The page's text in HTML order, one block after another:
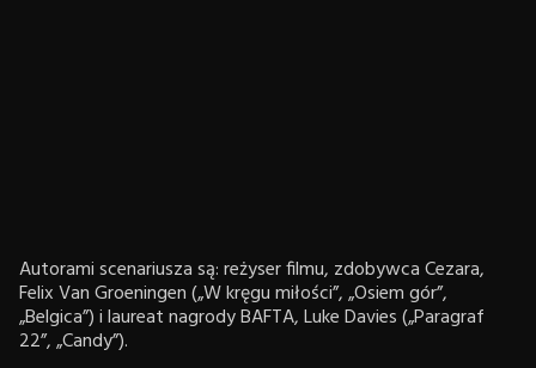
Autorami scenariusza są: reżyser filmu, zdobywca Cezara,
Felix Van Groeningen („W kręgu miłości”, „Osiem gór”,
„Belgica”) i laureat nagrody BAFTA, Luke Davies („Paragraf
22”, „Candy”).